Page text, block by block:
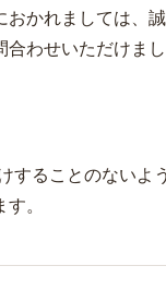
かれましては、
わせいただけま
ることのないよ
。